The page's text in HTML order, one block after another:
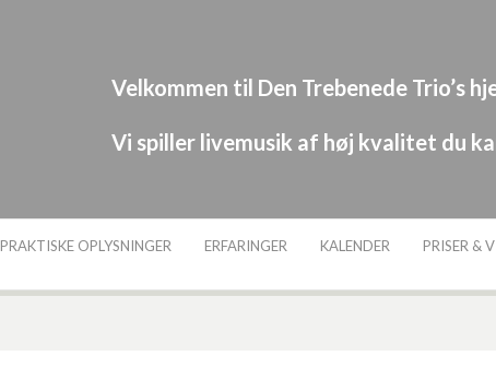
Velkommen til Den Trebenede Trio’s
Vi spiller livemusik af høj kvalitet du
PRAKTISKE OPLYSNINGER ERFARINGER KALENDER PRISER &